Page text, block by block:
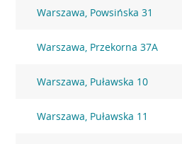
Warszawa, Powsińska 31
Warszawa, Przekorna 37A
Warszawa, Puławska 10
Warszawa, Puławska 11